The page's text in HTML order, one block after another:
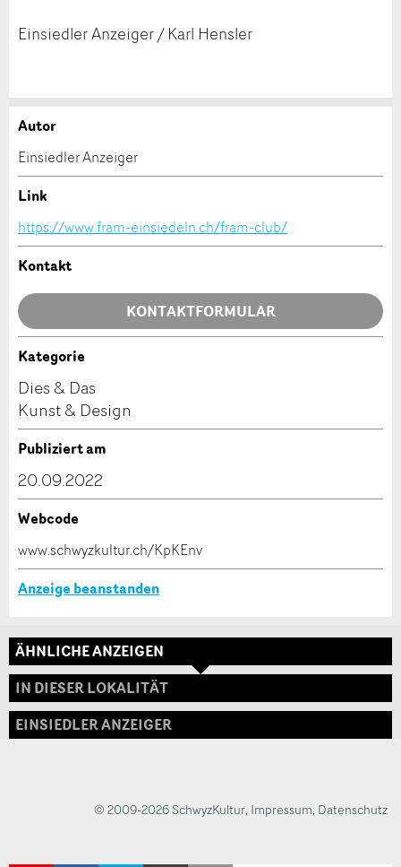
Einsiedler Anzeiger / Karl Hensler
Anzeige beanstanden
Ihr Feedback wird sehr geschätzt!
Allgemeines Feedback
Anzeige nicht mehr gültig
Nachricht
* Eingabe erforderlich
Zur Qualitätssicherung wird eine Kopie der E-Mail
an guidle übermittelt.
NACHRICHT SENDEN
Anzeige weiterempfehlen
Empfehlen Sie diese Anzeige an Freunde weiter.
* Eingabe erforderlich
ANZEIGE WEITEREMPFEHLEN
Schliessen
Autor
Einsiedler Anzeiger
Link
https://www.fram-einsiedeln.ch/fram-club/
Kontakt
KONTAKTFORMULAR
Kontakt
Verfassen Sie eine Nachricht für die Kontaktpersonen
dieser Anzeige.
Adresse
Kategorie
Dies & Das
Kunst & Design
Publiziert am
20.09.2022
Webcode
www.schwyzkultur.ch/KpKEnv
Anzeige beanstanden
ÄHNLICHE ANZEIGEN
IN DIESER LOKALITÄT
EINSIEDLER ANZEIGER
© 2009-2026 SchwyzKultur, Impressum, Datenschutz